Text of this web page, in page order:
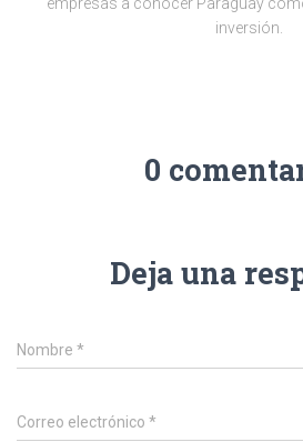
empresas a conocer Paraguay
inversión.
0
Deja una
Nombre *
Correo electrónico *